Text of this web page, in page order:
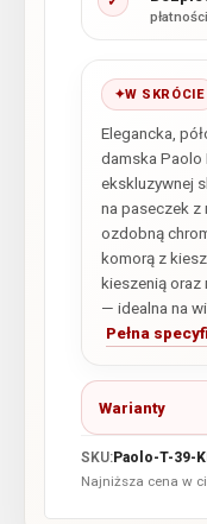
płatności
W SKRÓCIE
Elegancka,
damska Paolo
ekskluzywnej
na paseczek z
ozdobną
komorą z
kieszenią oraz
— idealna na
Pełna
Warianty
SKU:Paolo-T-39-
Najniższa cena w